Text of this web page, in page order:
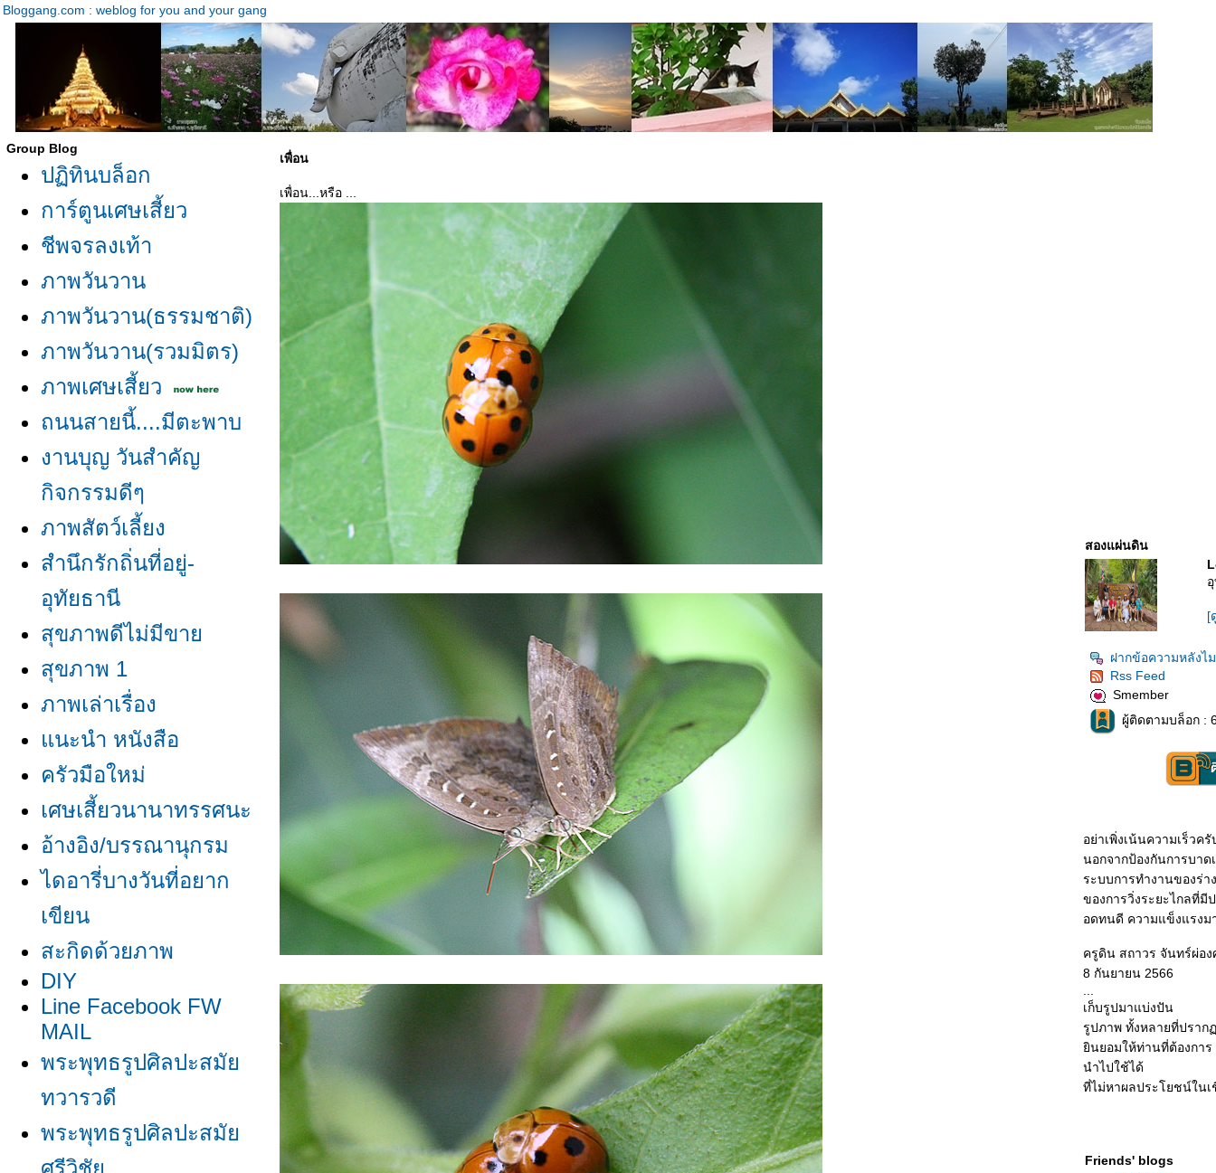
Bloggang.com : weblog for you and your gang
Group Blog
ปฏิทินบล็อก
การ์ตูนเศษเสี้ยว
ชีพจรลงเท้า
ภาพวันวาน
ภาพวันวาน(ธรรมชาติ)
ภาพวันวาน(รวมมิตร)
ภาพเศษเสี้ยว
ถนนสายนี้....มีตะพาบ
งานบุญ วันสำคัญ
กิจกรรมดีๆ
ภาพสัตว์เลี้ยง
สำนึกรักถิ่นที่อยู่-
อุทัยธานี
สุขภาพดีไม่มีขา
สุขภาพ 1
ภาพเล่าเรื่อง
นะนำ หนังสือ
ครัวมือใหม่
เศษเสี้ยวนานาทรรศนะ
อ้างอิง/บรรณานุกรม
ไดอารี่บางวันที่อยาก
เขียน
สะกิดด้วยภาพ
DIY
Line Facebook FW
MAIL
พระพุทธรูปศิลปะสมั
ทวารวดี
พระพุทธรูปศิลปะสมั
ศรีวิชั
เพื่อน
เพื่อน...หรือ ...
สองแผ่นดิน
[
ฝากข้อความหลังไ
Rss Feed
Smember
ผู้ติดตามบล็อก :
อย่าเพิ่งเน้นความเร็วค
นอกจากป้องกันการบา
ระบบการทำงานของร่
ของการวิ่งระยะไกลที่
อดทนดี ความแข็งแรงม
ครูดิน สถาวร จันทร์ผ่อง
8 กันยายน 2566
เก็บรูปมาแบ่งปัน
รูปภาพ ทั้งหลายที่ปราก
ินยอมให้ท่านที่ต้องการ
นำไปใช้ได้
ที่ไม่หาผลประโยชน์ใน
Friends' blogs